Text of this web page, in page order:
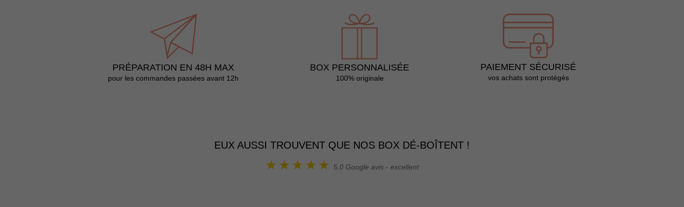
PRÉPARATION EN 48H MAX
pour les commandes passées avant 12h
BOX PERSONNALISÉE
100% originale
PAIEMENT SÉCURISÉ
vos achats sont protégés
EUX AUSSI TROUVENT QUE NOS BOX DÉ-BOÎTENT !
5,0 Google avis - excellent